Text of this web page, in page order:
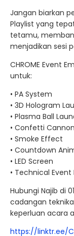
Jangan biarkan
Playlist yang
tetamu,
menjadikan sesi
CHROME Event
untuk:
• PA System
• 3D Hologram
• Plasma Ball
• Confetti Cannon
• Smoke Effect
• Countdown
• LED Screen
• Technical
Hubungi Najib di
cadangan
keperluan acara
https://linktr.ee/